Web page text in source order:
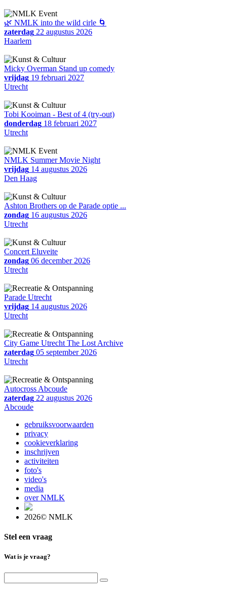
🌿 NMLK into the wild cirle 🌀
zaterdag 22 augustus 2026
Haarlem
Micky Overman Stand up comedy
vrijdag 19 februari 2027
Utrecht
Tobi Kooiman - Best of 4 (try-out)
donderdag 18 februari 2027
Utrecht
NMLK Summer Movie Night
vrijdag 14 augustus 2026
Den Haag
Ashton Brothers op de Parade optie ...
zondag 16 augustus 2026
Utrecht
Concert Eluveite
zondag 06 december 2026
Utrecht
Parade Utrecht
vrijdag 14 augustus 2026
Utrecht
City Game Utrecht The Lost Archive
zaterdag 05 september 2026
Utrecht
Autocross Abcoude
zaterdag 22 augustus 2026
Abcoude
gebruiksvoorwaarden
privacy
cookieverklaring
inschrijven
activiteiten
foto's
video's
media
over NMLK
2026© NMLK
Stel een vraag
Wat is je vraag?